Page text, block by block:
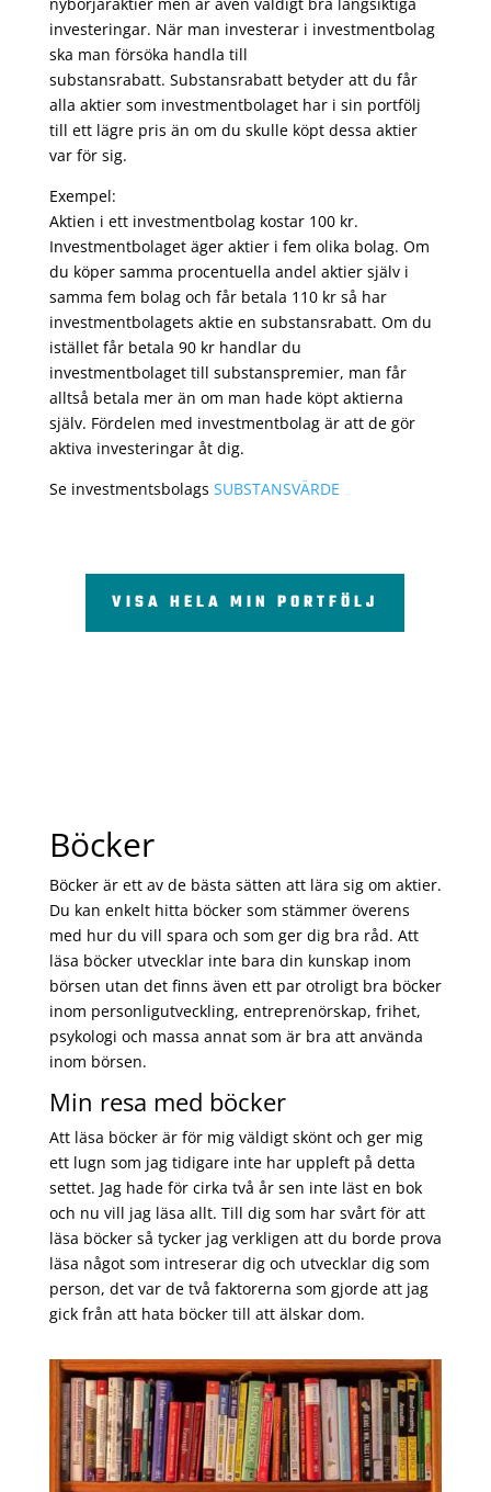
nybörjaraktier men är även väldigt bra långsiktiga
investeringar. När man investerar i investmentbolag
ska man försöka handla till
substansrabatt. Substansrabatt betyder att du får
alla aktier som investmentbolaget har i sin portfölj
till ett lägre pris än om du skulle köpt dessa aktier
var för sig.
Exempel:
Aktien i ett investmentbolag kostar 100 kr.
Investmentbolaget äger aktier i fem olika bolag. Om
du köper samma procentuella andel aktier själv i
samma fem bolag och får betala 110 kr så har
investmentbolagets aktie en substansrabatt. Om du
istället får betala 90 kr handlar du
investmentbolaget till substanspremier, man får
alltså betala mer än om man hade köpt aktierna
själv. Fördelen med investmentbolag är att de gör
aktiva investeringar åt dig.
Se investmentsbolags SUBSTANSVÄRDE
VISA HELA MIN PORTFÖLJ
Böcker
Böcker är ett av de bästa sätten att lära sig om aktier.
Du kan enkelt hitta böcker som stämmer överens
med hur du vill spara och som ger dig bra råd. Att
läsa böcker utvecklar inte bara din kunskap inom
börsen utan det finns även ett par otroligt bra böcker
inom personligutveckling, entreprenörskap, frihet,
psykologi och massa annat som är bra att använda
inom börsen.
Min resa med böcker
Att läsa böcker är för mig väldigt skönt och ger mig
ett lugn som jag tidigare inte har uppleft på detta
settet. Jag hade för cirka två år sen inte läst en bok
och nu vill jag läsa allt. Till dig som har svårt för att
läsa böcker så tycker jag verkligen att du borde prova
läsa något som intreserar dig och utvecklar dig som
person, det var de två faktorerna som gjorde att jag
gick från att hata böcker till att älskar dom.